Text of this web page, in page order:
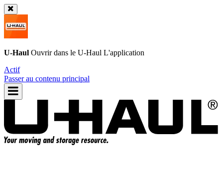
U-Haul Ouvrir dans le U-Haul L'application
Actif
Passer au contenu principal